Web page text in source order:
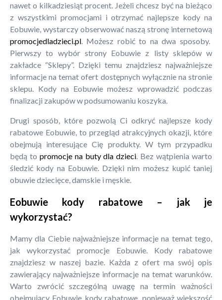
nawet o kilkadziesiąt procent. Jeżeli chcesz być na bieżąco
z wszystkimi promocjami i otrzymać najlepsze kody na
Eobuwie, wystarczy obserwować naszą stronę internetową
promocjedladzieci.pl. Możesz robić to na dwa sposoby.
Pierwszy to wybór strony Eobuwie z listy sklepów w
zakładce “Sklepy”. Dzięki temu znajdziesz najważniejsze
informacje na temat ofert dostępnych wyłącznie na stronie
sklepu. Kody na Eobuwie możesz wprowadzić podczas
finalizacji zakupów w podsumowaniu koszyka.
Drugi sposób, które pozwolą Ci odkryć najlepsze kody
rabatowe Eobuwie, to przegląd atrakcyjnych okazji, które
obejmują interesujące Cię produkty. W tym przypadku
będą to promocje na buty dla dzieci. Bez wątpienia warto
śledzić kody na Eobuwie. Dzięki nim możesz kupić taniej
obuwie dziecięce, damskie i męskie.
Eobuwie kody rabatowe – jak je
wykorzystać?
Mamy dla Ciebie najważniejsze informacje na temat tego,
jak wykorzystać promocje Eobuwie. Kody rabatowe
znajdziesz w naszej bazie. Każda z ofert ma swój opis
zawierający najważniejsze informacje na temat warunków.
Warto zwrócić szczególną uwagę na termin ważności
obejmujący Eobuwie kody rabatowe, ponieważ większość